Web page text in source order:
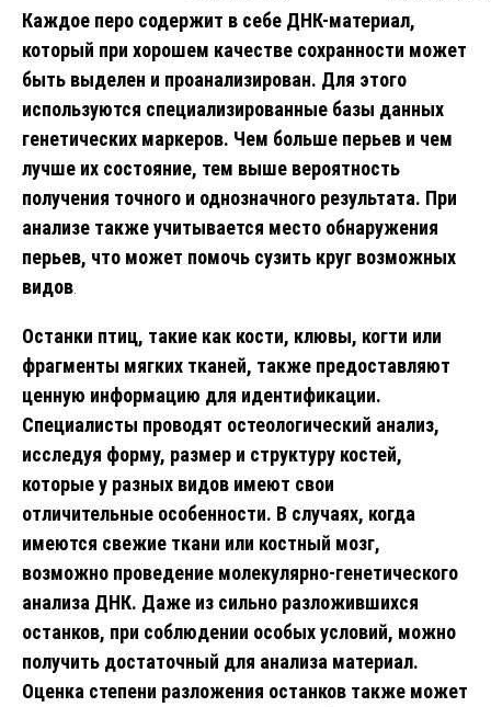
Каждое перо содержит в себе ДНК-материал,
который при хорошем качестве сохранности может
быть выделен и проанализирован. Для этого
используются специализированные базы данных
генетических маркеров. Чем больше перьев и чем
лучше их состояние, тем выше вероятность
получения точного и однозначного результата. При
анализе также учитывается место обнаружения
перьев, что может помочь сузить круг возможных
видов
Останки птиц, такие как кости, клювы, когти или
фрагменты мягких тканей, также предоставляют
ценную информацию для идентификации.
Специалисты проводят остеологический анализ,
исследуя форму, размер и структуру костей,
которые у разных видов имеют свои
отличительные особенности. В случаях, когда
имеются свежие ткани или костный мозг,
возможно проведение молекулярно-генетического
анализа ДНК. Даже из сильно разложившихся
останков, при соблюдении особых условий, можно
получить достаточный для анализа материал.
Оценка степени разложения останков также может